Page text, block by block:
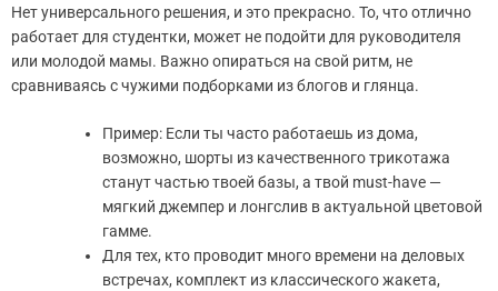
Нет универсального решения, и это прекрасно. То, что отлично
работает для студентки, может не подойти для руководителя
или молодой мамы. Важно опираться на свой ритм, не
сравниваясь с чужими подборками из блогов и глянца.
Пример: Если ты часто работаешь из дома,
возможно, шорты из качественного трикотажа
станут частью твоей базы, а твой must-have —
мягкий джемпер и лонгслив в актуальной цветовой
гамме.
Для тех, кто проводит много времени на деловых
встречах, комплект из классического жакета,